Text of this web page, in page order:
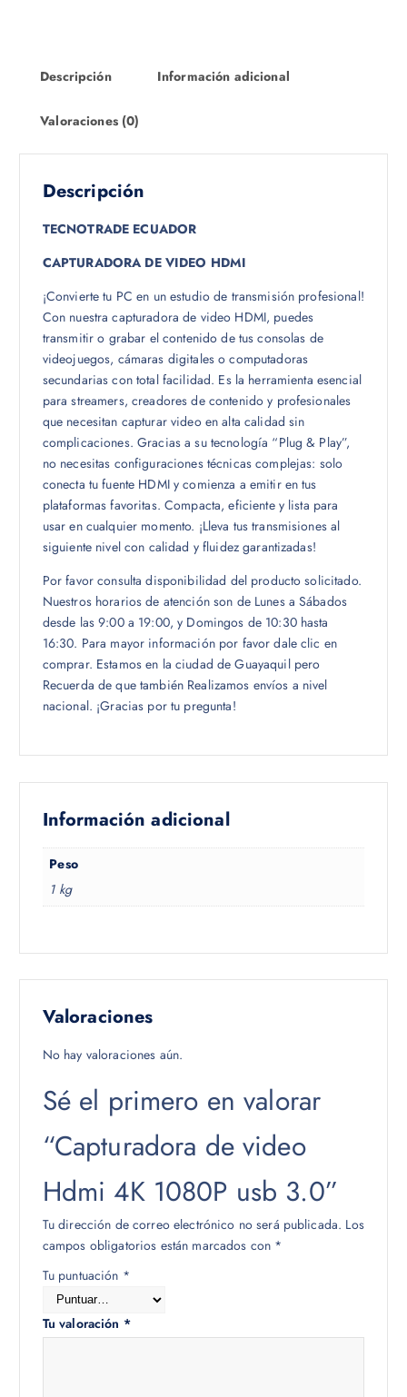
Descripción Información adicional
Valoraciones (0)
Descripción
TECNOTRADE ECUADOR
CAPTURADORA DE VIDEO HDMI
¡Convierte tu PC en un estudio de transmisión profesional!
Con nuestra capturadora de video HDMI, puedes
transmitir o grabar el contenido de tus consolas de
videojuegos, cámaras digitales o computadoras
secundarias con total facilidad. Es la herramienta esencial
para streamers, creadores de contenido y profesionales
que necesitan capturar video en alta calidad sin
complicaciones. Gracias a su tecnología “Plug & Play”,
no necesitas configuraciones técnicas complejas: solo
conecta tu fuente HDMI y comienza a emitir en tus
plataformas favoritas. Compacta, eficiente y lista para
usar en cualquier momento. ¡Lleva tus transmisiones al
siguiente nivel con calidad y fluidez garantizadas!
Por favor consulta disponibilidad del producto solicitado.
Nuestros horarios de atención son de Lunes a Sábados
desde las 9:00 a 19:00, y Domingos de 10:30 hasta
16:30. Para mayor información por favor dale clic en
comprar. Estamos en la ciudad de Guayaquil pero
Recuerda de que también Realizamos envíos a nivel
nacional. ¡Gracias por tu pregunta!
Información adicional
Peso
1 kg
Valoraciones
No hay valoraciones aún.
Sé el primero en valorar
“Capturadora de video
Hdmi 4K 1080P usb 3.0”
Tu dirección de correo electrónico no será publicada. Los
campos obligatorios están marcados con *
Tu puntuación *
Tu valoración *